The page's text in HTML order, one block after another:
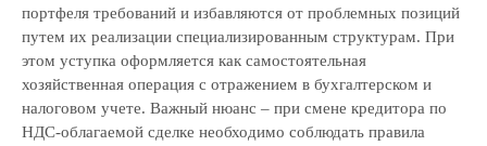
портфеля требований и избавляются от проблемных позиций
путем их реализации специализированным структурам. При
этом уступка оформляется как самостоятельная
хозяйственная операция с отражением в бухгалтерском и
налоговом учете. Важный нюанс – при смене кредитора по
НДС-облагаемой сделке необходимо соблюдать правила